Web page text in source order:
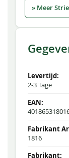
» Meer
2-3 Tage
1816